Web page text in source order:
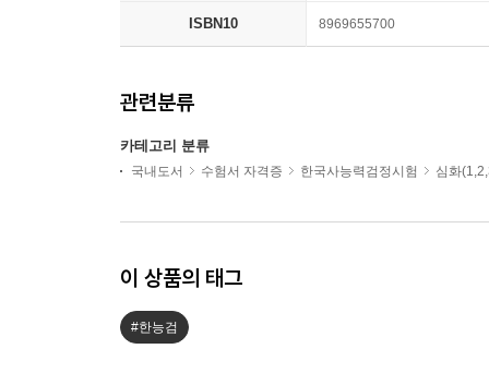
ISBN10 8969655700
관련분류
카테고리 분류
국내도서 수험서 자격증 한국사능력검정시험 심화
이 상품의 태그
#한능검